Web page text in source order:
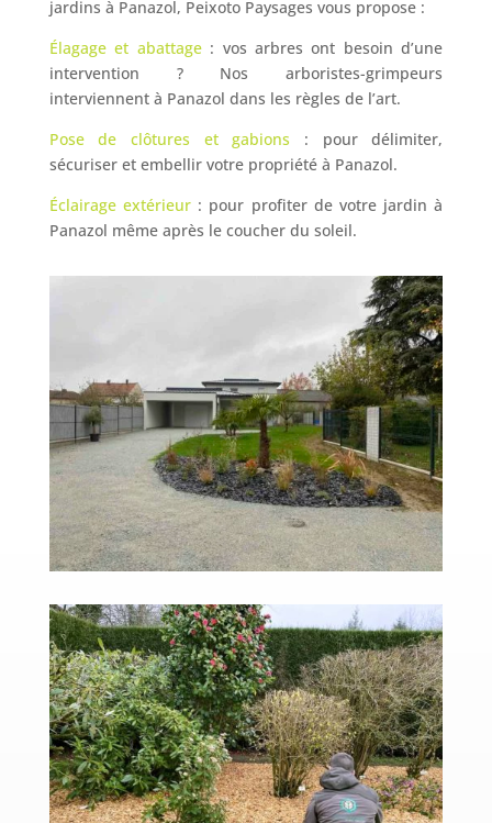
jardins à Panazol, Peixoto Paysages vous propose :
Élagage et abattage: vos arbres ont besoin d’une
intervention ? Nos arboristes-grimpeurs
interviennent à Panazol dans les règles de l’art.
Pose de clôtures et gabions : pour délimiter,
sécuriser et embellir votre propriété à Panazol.
Éclairage extérieur: pour profiter de votre jardin à
Panazol même après le coucher du soleil.